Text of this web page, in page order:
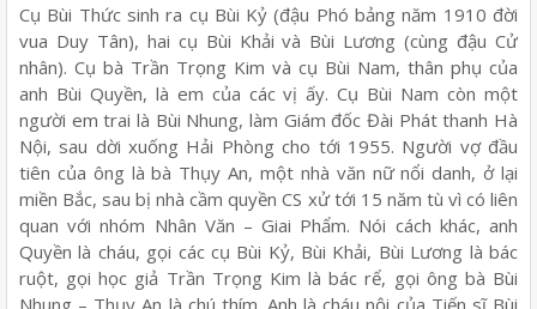
Cụ Bùi Thức sinh ra cụ Bùi Kỷ (đậu Phó bảng năm 1910 đời
vua Duy Tân), hai cụ Bùi Khải và Bùi Lương (cùng đậu Cử
nhân). Cụ bà Trần Trọng Kim và cụ Bùi Nam, thân phụ của
anh Bùi Quyền, là em của các vị ấy. Cụ Bùi Nam còn một
người em trai là Bùi Nhung, làm Giám đốc Đài Phát thanh Hà
Nội, sau dời xuống Hải Phòng cho tới 1955. Người vợ đầu
tiên của ông là bà Thụy An, một nhà văn nữ nổi danh, ở lại
miền Bắc, sau bị nhà cầm quyền CS xử tới 15 năm tù vì có liên
quan với nhóm Nhân Văn – Giai Phẩm. Nói cách khác, anh
Quyền là cháu, gọi các cụ Bùi Kỷ, Bùi Khải, Bùi Lương là bác
ruột, gọi học giả Trần Trọng Kim là bác rể, gọi ông bà Bùi
Nhung – Thụy An là chú thím. Anh là cháu nội của Tiến sĩ Bùi